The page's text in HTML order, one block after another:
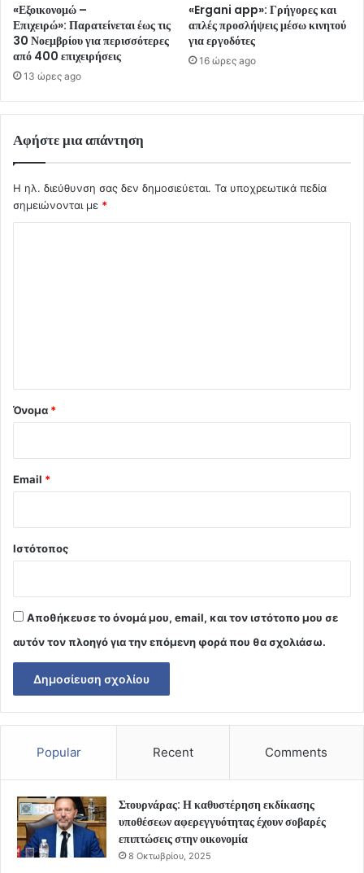
«Εξοικονομώ –
Επιχειρώ»: Παρατείνεται έως τις
30 Νοεμβρίου για περισσότερες
από 400 επιχειρήσεις
13 ώρες ago
«Ergani app»: Γρήγορες και
απλές προσλήψεις μέσω κινητού
για εργοδότες
16 ώρες ago
Αφήστε μια απάντηση
Η ηλ. διεύθυνση σας δεν δημοσιεύεται. Τα υποχρεωτικά πεδία
σημειώνονται με *
Όνομα *
Email *
Ιστότοπος
Αποθήκευσε το όνομά μου, email, και τον ιστότοπο μου σε
αυτόν τον πλοηγό για την επόμενη φορά που θα σχολιάσω.
Popular Recent Comments
Στουρνάρας: Η καθυστέρηση εκδίκασης
υποθέσεων αφερεγγυότητας έχουν σοβαρές
επιπτώσεις στην οικονομία
8 Οκτωβρίου, 2025